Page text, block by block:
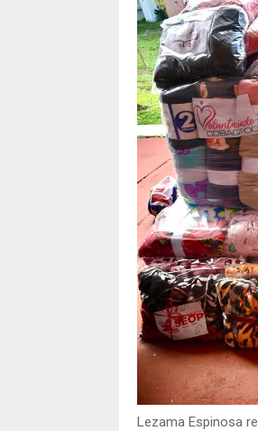
Lezama Espinosa